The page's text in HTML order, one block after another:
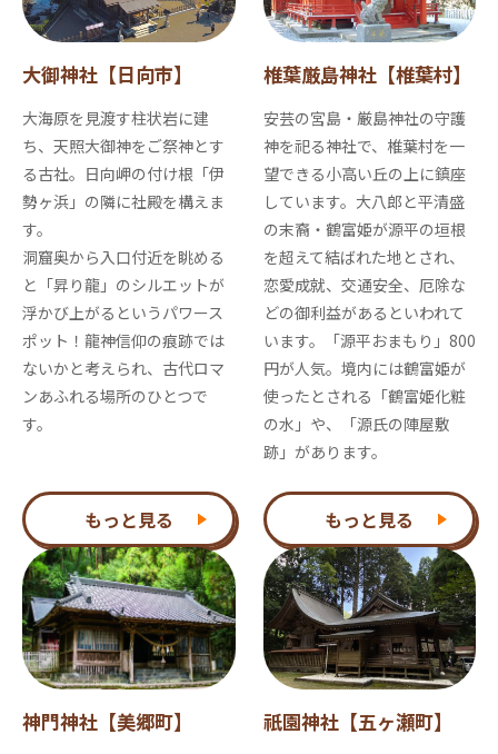
大御神社【日向市】
大海原を見渡す柱状岩に建
ち、天照大御神をご祭神とす
る古社。日向岬の付け根「伊
勢ヶ浜」の隣に社殿を構えま
す。
洞窟奥から入口付近を眺める
と「昇り龍」のシルエットが
浮かび上がるというパワース
ポット！龍神信仰の痕跡では
ないかと考えられ、古代ロマ
ンあふれる場所のひとつで
す。
もっと見る
椎葉厳島神社【椎葉村】
安芸の宮島・厳島神社の守護
神を祀る神社で、椎葉村を一
望できる小高い丘の上に鎮座
しています。大八郎と平清盛
の末裔・鶴富姫が源平の垣根
を超えて結ばれた地とされ、
恋愛成就、交通安全、厄除な
どの御利益があるといわれて
います。「源平おまもり」800
円が人気。境内には鶴富姫が
使ったとされる「鶴富姫化粧
の水」や、「源氏の陣屋敷
跡」があります。
もっと見る
神門神社【美郷町】 祇園神社【五ヶ瀬町】